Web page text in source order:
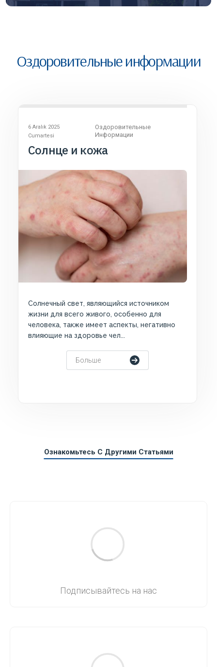
Оздоровительные информации
6 Aralık 2025
Cumartesi
Оздоровительные
Информации
Желтуха у новорожденного
Желтуха у младенцев – это желтуха кожи и
глаз в период новорожденности. Возникает в
результате накопления избытка билурбибина
в крови малыша...
Ознакомьтесь С Другими Статьями
Подписывайтесь на нас